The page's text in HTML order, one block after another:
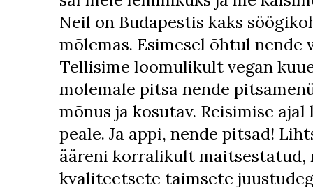
Neil on Budapestis kaks
mõlemas. Esimesel õhtul nende
Tellisime loomulikult vegan
mõlemale pitsa nende
mõnus ja kosutav. Reisimise
peale. Ja appi, nende pitsad!
ääreni korralikult maitsestatud,
kvaliteetsete taimsete